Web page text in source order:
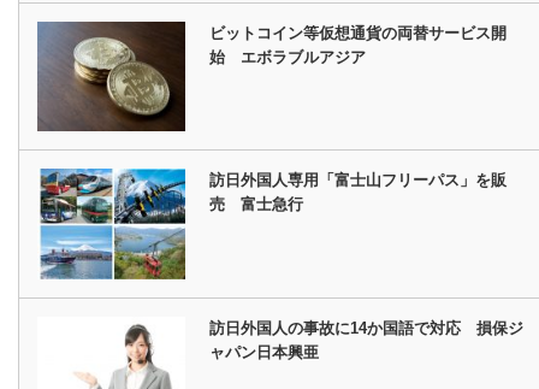
ビットコイン等仮想通貨の両替サービス開
始 エボラブルアジア
訪日外国人専用「富士山フリーパス」を販
売 富士急行
訪日外国人の事故に14か国語で対応 損保ジ
ャパン日本興亜